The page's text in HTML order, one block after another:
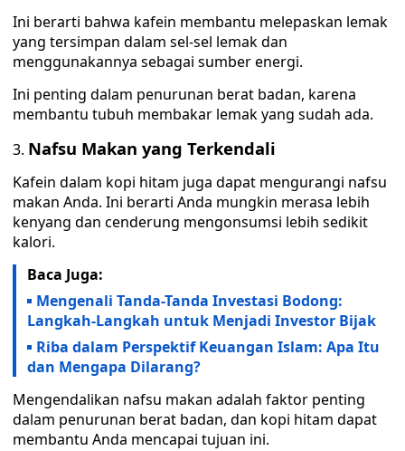
Ini berarti bahwa kafein membantu melepaskan lemak
yang tersimpan dalam sel-sel lemak dan
menggunakannya sebagai sumber energi.
Ini penting dalam penurunan berat badan, karena
membantu tubuh membakar lemak yang sudah ada.
Nafsu Makan yang Terkendali
Kafein dalam kopi hitam juga dapat mengurangi nafsu
makan Anda. Ini berarti Anda mungkin merasa lebih
kenyang dan cenderung mengonsumsi lebih sedikit
kalori.
Baca Juga:
Mengenali Tanda-Tanda Investasi Bodong:
Langkah-Langkah untuk Menjadi Investor Bijak
Riba dalam Perspektif Keuangan Islam: Apa Itu
dan Mengapa Dilarang?
Mengendalikan nafsu makan adalah faktor penting
dalam penurunan berat badan, dan kopi hitam dapat
membantu Anda mencapai tujuan ini.